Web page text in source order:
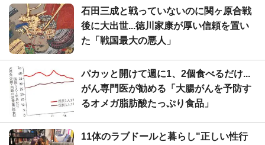
石田三成と戦っていないのに関ヶ原合戦
後に大出世...徳川家康が厚い信頼を置い
た「戦国最大の悪人」
パカッと開けて週に1、2個食べるだけ...
がん専門医が勧める「大腸がんを予防す
るオメガ脂肪酸たっぷり食品」
11体のラブドールと暮らし"正しい性行